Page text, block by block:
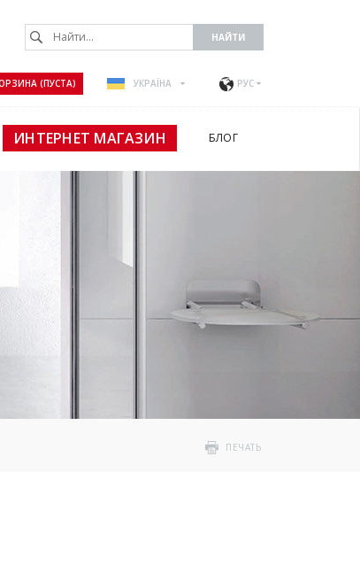
(ПУСТА) УКРАЇНА РУС
ИНТЕРНЕТ МАГАЗИН БЛОГ
ПЕЧАТЬ